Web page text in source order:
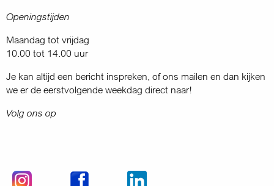
Openingstijden
Maandag tot vrijdag
10.00 tot 14.00 uur
Je kan altijd een bericht inspreken, of ons mailen en dan kijken
we er de eerstvolgende weekdag direct naar!
Volg ons op